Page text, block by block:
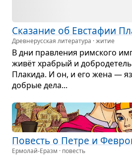
Ска­за­ние об Евста­фии
Древне­русская литература · житие
В дни прав­ле­ния рим­ского
живёт хра­брый и
Пла­кида. И он, и его жена —
добрые дела...
Повесть о Петре и
Ермолай-Еразм · повесть